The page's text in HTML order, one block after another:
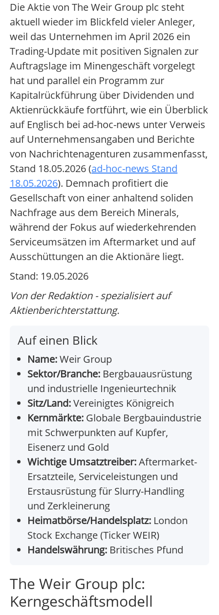
Die Aktie von The Weir Group plc steht
aktuell wieder im Blickfeld vieler Anleger,
weil das Unternehmen im April 2026 ein
Trading-Update mit positiven Signalen zur
Auftragslage im Minengeschäft vorgelegt
hat und parallel ein Programm zur
Kapitalrückführung über Dividenden und
Aktienrückkäufe fortführt, wie ein Überblick
auf Englisch bei ad-hoc-news unter Verweis
auf Unternehmensangaben und Berichte
von Nachrichtenagenturen zusammenfasst,
Stand 18.05.2026 (ad-hoc-news Stand
18.05.2026). Demnach profitiert die
Gesellschaft von einer anhaltend soliden
Nachfrage aus dem Bereich Minerals,
während der Fokus auf wiederkehrenden
Serviceumsätzen im Aftermarket und auf
Ausschüttungen an die Aktionäre liegt.
Stand: 19.05.2026
Von der Redaktion - spezialisiert auf
Aktienberichterstattung.
Auf einen Blick
Name:Weir Group
Sektor/Branche: Bergbauausrüstung
und industrielle Ingenieurtechnik
Sitz/Land:Vereinigtes Königreich
Kernmärkte: Globale Bergbauindustrie
mit Schwerpunkten auf Kupfer,
Eisenerz und Gold
Wichtige Umsatztreiber:Aftermarket-
Ersatzteile, Serviceleistungen und
Erstausrüstung für Slurry-Handling
und Zerkleinerung
Heimatbörse/Handelsplatz: London
Stock Exchange (Ticker WEIR)
Handelswährung: Britisches Pfund
The Weir Group plc:
Kerngeschäftsmodell